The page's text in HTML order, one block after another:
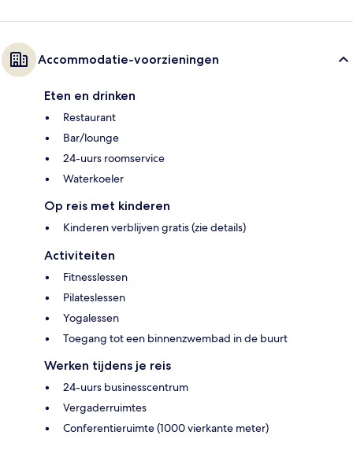
Accommodatie-voorzieningen
Eten en drinken
Restaurant
Bar/lounge
24-uurs roomservice
Waterkoeler
Op reis met kinderen
Kinderen verblijven gratis (zie details)
Activiteiten
Fitnesslessen
Pilateslessen
Yogalessen
Toegang tot een binnenzwembad in de buurt
Werken tijdens je reis
24-uurs businesscentrum
Vergaderruimtes
Conferentieruimte (1000 vierkante meter)